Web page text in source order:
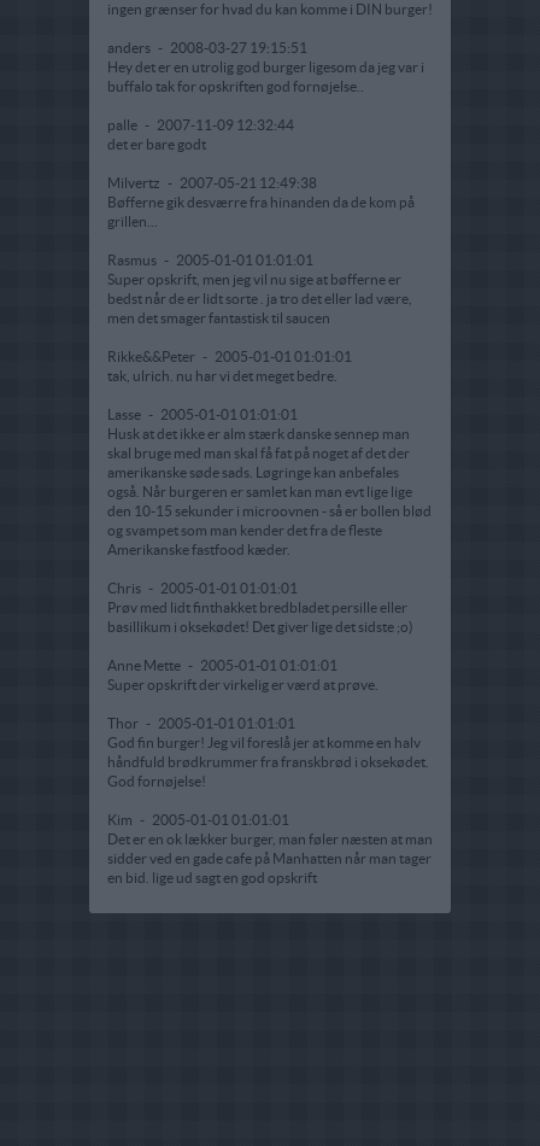
ingen grænser for hvad du kan komme i DIN burger!
anders - 2008-03-27 19:15:51
Hey det er en utrolig god burger ligesom da jeg var i
buffalo tak for opskriften god fornøjelse..
palle - 2007-11-09 12:32:44
det er bare godt
Milvertz - 2007-05-21 12:49:38
Bøfferne gik desværre fra hinanden da de kom på
grillen...
Rasmus - 2005-01-01 01:01:01
Super opskrift, men jeg vil nu sige at bøfferne er
bedst når de er lidt sorte . ja tro det eller lad være,
men det smager fantastisk til saucen
Rikke&&Peter - 2005-01-01 01:01:01
tak, ulrich. nu har vi det meget bedre.
Lasse - 2005-01-01 01:01:01
Husk at det ikke er alm stærk danske sennep man
skal bruge med man skal få fat på noget af det der
amerikanske søde sads. Løgringe kan anbefales
også. Når burgeren er samlet kan man evt lige lige
den 10-15 sekunder i microovnen - så er bollen blød
og svampet som man kender det fra de fleste
Amerikanske fastfood kæder.
Chris - 2005-01-01 01:01:01
Prøv med lidt finthakket bredbladet persille eller
basillikum i oksekødet! Det giver lige det sidste ;o)
Anne Mette - 2005-01-01 01:01:01
Super opskrift der virkelig er værd at prøve.
Thor - 2005-01-01 01:01:01
God fin burger! Jeg vil foreslå jer at komme en halv
håndfuld brødkrummer fra franskbrød i oksekødet.
God fornøjelse!
Kim - 2005-01-01 01:01:01
Det er en ok lækker burger, man føler næsten at man
sidder ved en gade cafe på Manhatten når man tager
en bid. lige ud sagt en god opskrift